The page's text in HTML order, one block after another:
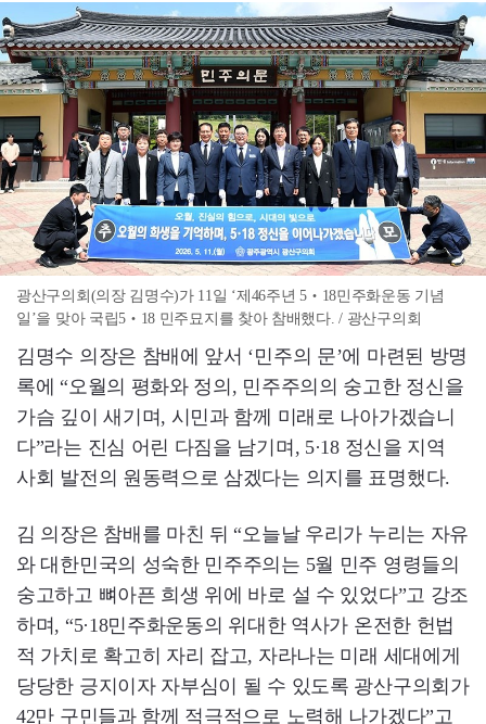
광산구의회(의장 김명수)가 11일 ‘제46주년 5‧18민주화운동 기념
일’을 맞아 국립5‧18 민주묘지를 찾아 참배했다. / 광산구의회
김명수 의장은 참배에 앞서 ‘민주의 문’에 마련된 방명
록에 “오월의 평화와 정의, 민주주의의 숭고한 정신을
가슴 깊이 새기며, 시민과 함께 미래로 나아가겠습니
다”라는 진심 어린 다짐을 남기며, 5·18 정신을 지역
사회 발전의 원동력으로 삼겠다는 의지를 표명했다.
김 의장은 참배를 마친 뒤 “오늘날 우리가 누리는 자유
와 대한민국의 성숙한 민주주의는 5월 민주 영령들의
숭고하고 뼈아픈 희생 위에 바로 설 수 있었다”고 강조
하며, “5·18민주화운동의 위대한 역사가 온전한 헌법
적 가치로 확고히 자리 잡고, 자라나는 미래 세대에게
당당한 긍지이자 자부심이 될 수 있도록 광산구의회가
42만 구민들과 함께 적극적으로 노력해 나가겠다”고